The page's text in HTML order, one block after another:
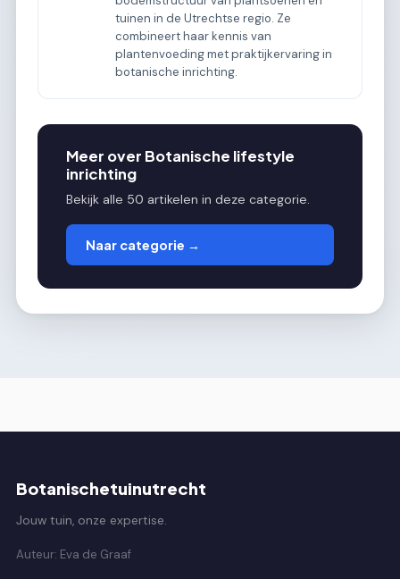
tuinen in de Utrechtse regio. Ze
combineert haar kennis van
plantenvoeding met praktijkervaring in
botanische inrichting.
Meer over Botanische lifestyle
inrichting
Bekijk alle 50 artikelen in deze categorie.
Naar categorie →
Botanischetuinutrecht
Jouw tuin, onze expertise.
Auteur: Eva de Graaf